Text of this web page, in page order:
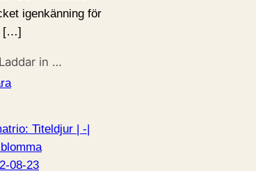
igenkänning för
[…]
Laddar in …
Titeldjur | -|
08-23